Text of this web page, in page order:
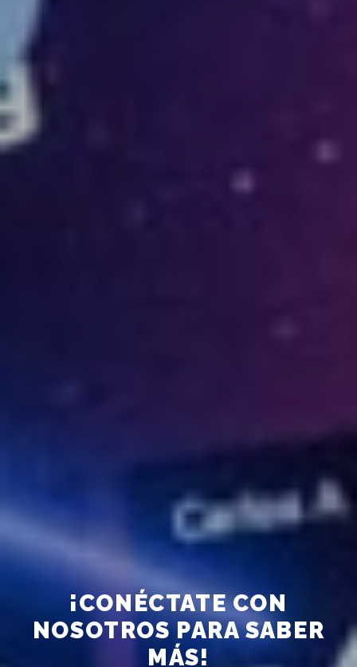
¡CONÉCTATE CON
NOSOTROS PARA SABER
MÁS!